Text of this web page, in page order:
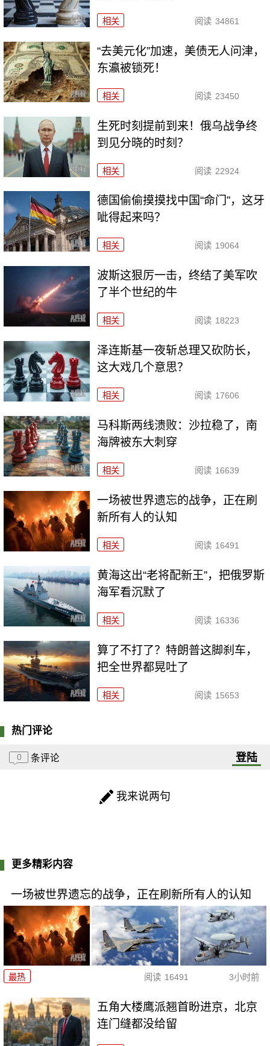
相关 阅读 34861
“去美元化”加速，美债无人问津，
东瀛被锁死！
相关 阅读 23450
生死时刻提前到来！俄乌战争终
到见分晓的时刻？
相关 阅读 22924
德国偷偷摸摸找中国“命门”，这牙
呲得起来吗？
相关 阅读 19064
波斯这狠厉一击，终结了美军吹
了半个世纪的牛
相关 阅读 18223
泽连斯基一夜斩总理又砍防长，
这大戏几个意思？
相关 阅读 17606
马科斯两线溃败：沙拉稳了，南
海牌被东大刺穿
相关 阅读 16639
一场被世界遗忘的战争，正在刷
新所有人的认知
相关 阅读 16491
黄海这出“老将配新王”，把俄罗斯
海军看沉默了
相关 阅读 16336
算了不打了？特朗普这脚刹车，
把全世界都晃吐了
相关 阅读 15653
热门评论
0 条评论 登陆
我来说两句
更多精彩内容
一场被世界遗忘的战争，正在刷新所有人的认知
最热 阅读 16491 3小时前
五角大楼鹰派翘首盼进京，北京
连门缝都没给留